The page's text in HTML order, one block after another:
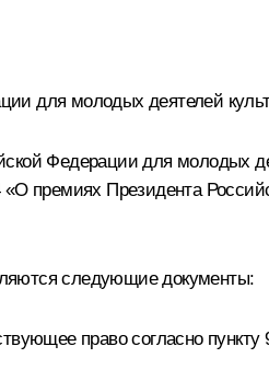
для молодых деятелей
Федерации для молодых
премиях Президента
следующие документы:
право согласно пункту